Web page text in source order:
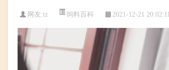
网友:tz 饲料百科 2021-12-21 20:02:11